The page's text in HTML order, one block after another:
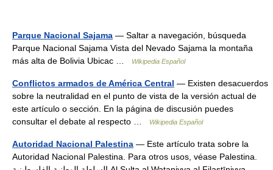
Parque Nacional Sajama — Saltar a navegación, búsqueda
Parque Nacional Sajama Vista del Nevado Sajama la montaña
más alta de Bolivia Ubicac …
Wikipedia Español
Conflictos armados de América Central — Existen desacuerdos
sobre la neutralidad en el punto de vista de la versión actual de
este artículo o sección. En la página de discusión puedes
consultar el debate al respecto …
Wikipedia Español
Autoridad Nacional Palestina — Este artículo trata sobre la
Autoridad Nacional Palestina. Para otros usos, véase Palestina.